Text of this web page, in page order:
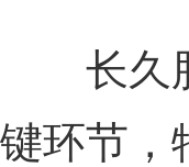
长久股
键环节，